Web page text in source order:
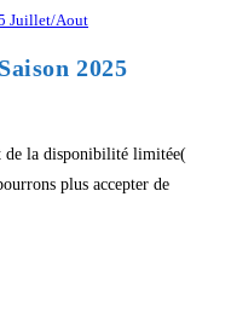
Juillet/Aout
2025
de la disponibilité limitée(
plus accepter de